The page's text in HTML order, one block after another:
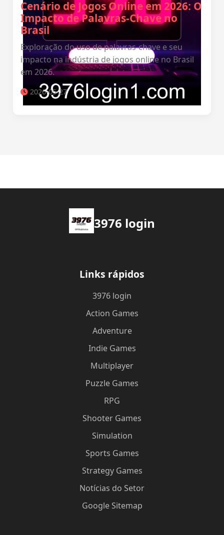
Cenário de Jogos Online em 2026: O
Impacto de Palavras-Chave no
Brasil
Exploração do uso de palavras-chave e seu
impacto na indústria de jogos online no Brasil
em 2026.
2026-05-27
3976 login
Links rápidos
3976 login
Action Games
Adventure
Indie Games
Multiplayer
Puzzle Games
RPG
Shooter Games
Simulation
Sports Games
Strategy Games
Notícias do Setor
Google Sitemap